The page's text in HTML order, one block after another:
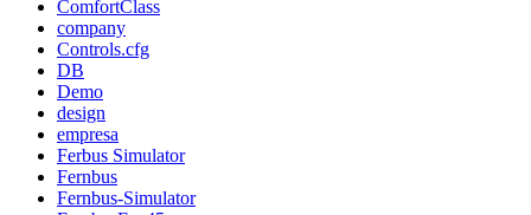
ComfortClass
company
Controls.cfg
DB
Demo
design
empresa
Ferbus Simulator
Fernbus
Fernbus-Simulator